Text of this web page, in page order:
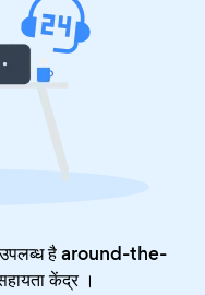
है around-the-
केंद्र।